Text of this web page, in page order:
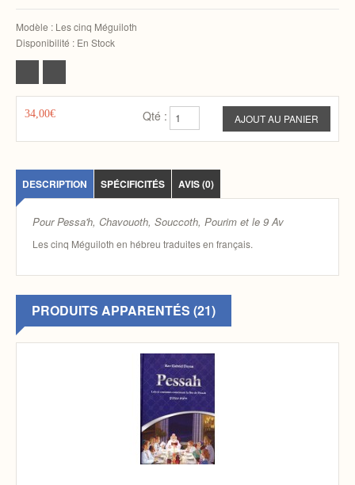
Modèle : Les cinq Méguiloth
Disponibilité : En Stock
34,00€ Qté :
DESCRIPTION SPÉCIFICITÉS AVIS (0)
Pour Pessa'h, Chavouoth, Souccoth, Pourim et le 9 Av
Les cinq Méguiloth en hébreu traduites en français.
PRODUITS APPARENTÉS (21)